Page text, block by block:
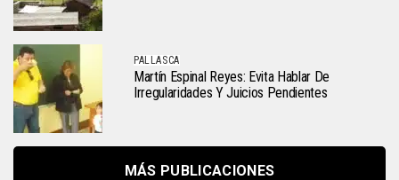
PALLASCA
Martín Espinal Reyes: Evita Hablar De
Irregularidades Y Juicios Pendientes
MÁS PUBLICACIONES